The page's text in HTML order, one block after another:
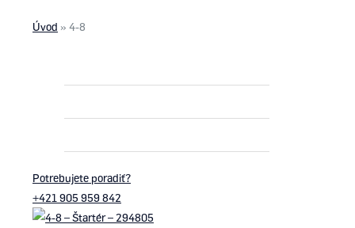
Úvod » 4-8
Potrebujete poradiť?
+421 905 959 842